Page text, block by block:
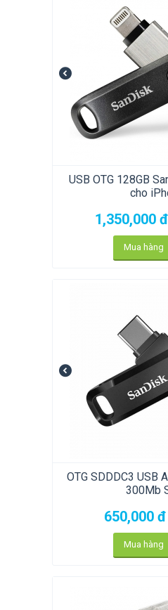
USB OTG 128GB
cho
1,350,000 đ
Mua hàng
OTG SDDDC3 USB
300Mb
650,000 đ
Mua hàng